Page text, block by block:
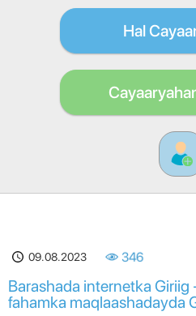
Hal
09.08.2023 346
Barashada internetka
fahamka maqlaashadayda